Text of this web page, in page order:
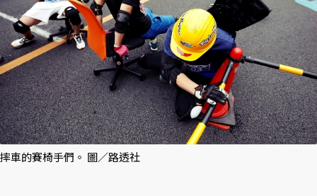
摔車的賽椅手們。 圖／路透社